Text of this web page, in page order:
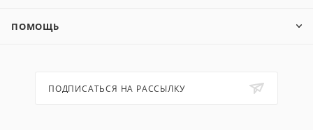
ПОМОЩЬ
ПОДПИСАТЬСЯ НА РАССЫЛКУ